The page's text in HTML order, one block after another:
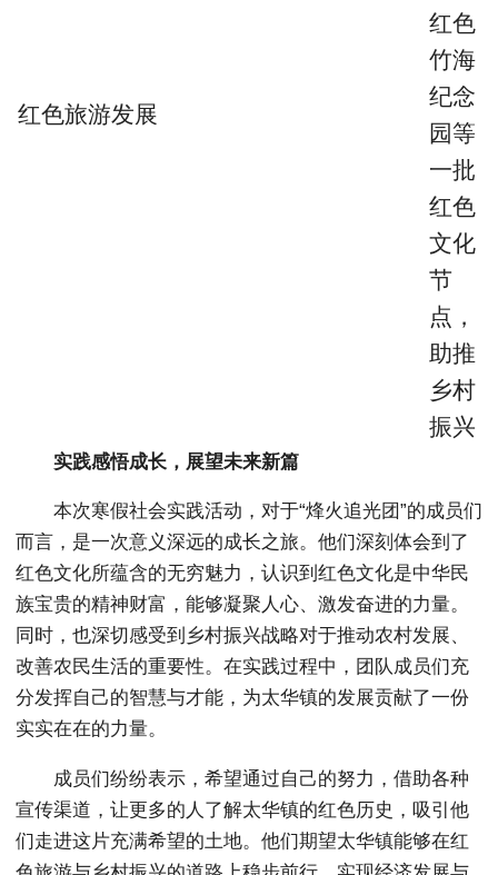
红色旅游发展
红色
竹海
纪念
园等
一批
红色
文化
节
点，
助推
乡村
振兴
实践感悟成长，展望未来新篇
本次寒假社会实践活动，对于“烽火追光团”的成员们
而言，是一次意义深远的成长之旅。他们深刻体会到了
红色文化所蕴含的无穷魅力，认识到红色文化是中华民
族宝贵的精神财富，能够凝聚人心、激发奋进的力量。
同时，也深切感受到乡村振兴战略对于推动农村发展、
改善农民生活的重要性。在实践过程中，团队成员们充
分发挥自己的智慧与才能，为太华镇的发展贡献了一份
实实在在的力量。
成员们纷纷表示，希望通过自己的努力，借助各种
宣传渠道，让更多的人了解太华镇的红色历史，吸引他
们走进这片充满希望的土地。他们期望太华镇能够在红